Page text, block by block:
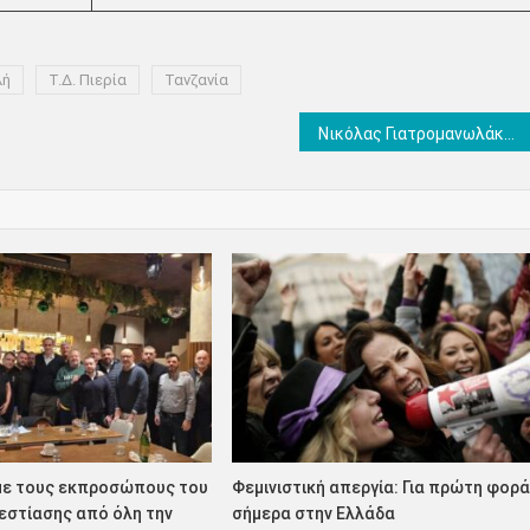
Τ.Δ. Πιερία Τανζανία
τους εκπροσώπους του
από όλη την
Φεμινιστική απεργία: Για πρώτη φορά
σήμερα στην Ελλάδα